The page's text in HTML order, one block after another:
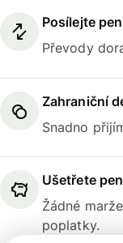
Posílejte
Převody
Zahraniční
Snadno
Ušetřete
Žádné
poplatky.